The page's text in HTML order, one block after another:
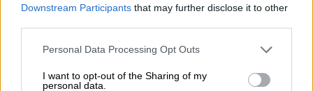
Downstream Participants that may further disclose it to other
Please note that this website/app uses one or more Google
not limited to your visit or usage behaviour. You may click to
Personal Data Processing Opt Outs
I want to opt-out of the Sharing of my
personal data.
κατεβασμένο, όπως και ο Τζο Μπάιντεν,
προτού ο πρόεδρος κάνει το σταυρό του